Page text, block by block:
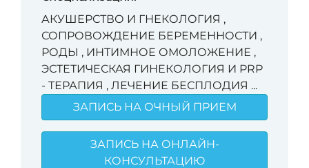
АКУШЕРСТВО И ГНЕКОЛОГИЯ ,
СОПРОВОЖДЕНИЕ БЕРЕМЕННОСТИ ,
РОДЫ , ИНТИМНОЕ ОМОЛОЖЕНИЕ ,
ЭСТЕТИЧЕСКАЯ ГИНЕКОЛОГИЯ И PRP
- ТЕРАПИЯ , ЛЕЧЕНИЕ БЕСПЛОДИЯ ...
ЗАПИСЬ НА ОЧНЫЙ ПРИЕМ
ЗАПИСЬ НА ОНЛАЙН-
КОНСУЛЬТАЦИЮ